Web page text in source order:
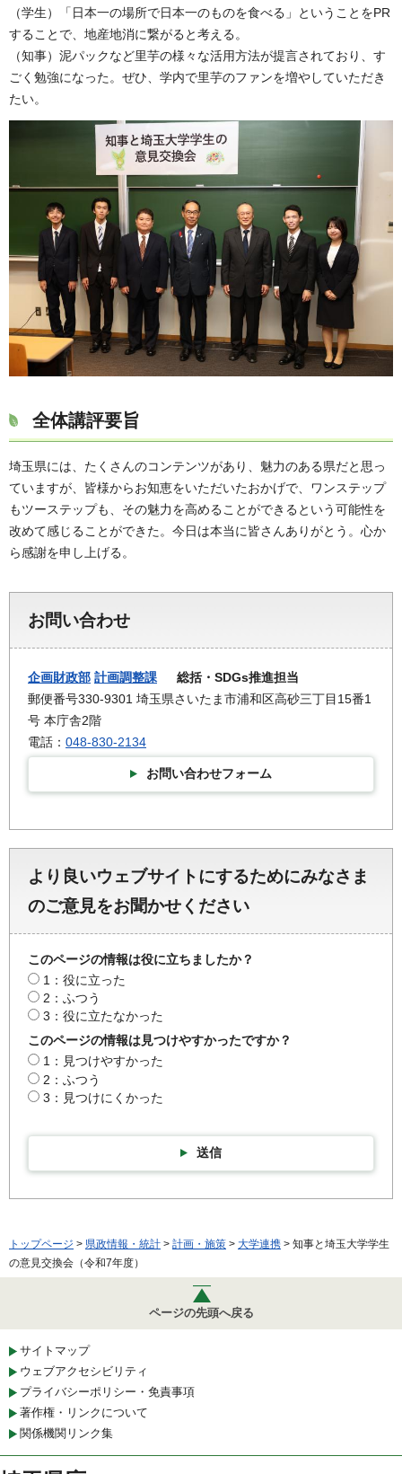
（学生）「日本一の場所で日本一のものを食べる」ということをPR
することで、地産地消に繋がると考える。
（知事）泥パックなど里芋の様々な活用方法が提言されており、す
ごく勉強になった。ぜひ、学内で里芋のファンを増やしていただき
たい。
全体講評要旨
埼玉県には、たくさんのコンテンツがあり、魅力のある県だと思っ
ていますが、皆様からお知恵をいただいたおかげで、ワンステップ
もツーステップも、その魅力を高めることができるという可能性を
改めて感じることができた。今日は本当に皆さんありがとう。心か
ら感謝を申し上げる。
お問い合わせ
企画財政部 計画調整課 総括・SDGs推進担当
郵便番号330-9301 埼玉県さいたま市浦和区高砂三丁目15番1
号 本庁舎2階
電話： 048-830-2134
お問い合わせフォーム
より良いウェブサイトにするためにみなさま
のご意見をお聞かせください
このページの情報は役に立ちましたか？
1：役に立った
2：ふつう
3：役に立たなかった
このページの情報は見つけやすかったですか？
1：見つけやすかった
2：ふつう
3：見つけにくかった
送信
トップページ > 県政情報・統計 > 計画・施策 > 大学連携 > 知事と埼玉大学学生
の意見交換会（令和7年度）
ページの先頭へ戻る
サイトマップ
ウェブアクセシビリティ
プライバシーポリシー・免責事項
著作権・リンクについて
関係機関リンク集